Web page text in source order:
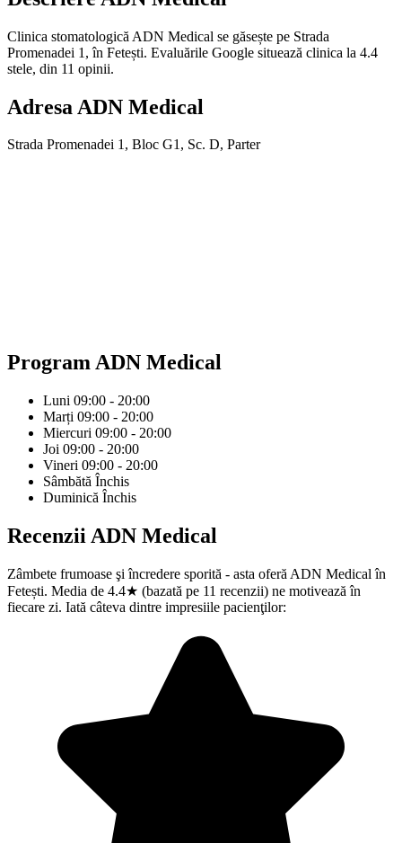
Clinica stomatologică ADN Medical se găsește pe Strada
Promenadei 1, în Fetești. Evaluările Google situează clinica la 4.4
stele, din 11 opinii.
Adresa ADN Medical
Strada Promenadei 1, Bloc G1, Sc. D, Parter
ProgramADN Medical
Luni 09:00 - 20:00
Marți 09:00 - 20:00
Miercuri 09:00 - 20:00
Joi 09:00 - 20:00
Vineri 09:00 - 20:00
Sâmbătă Închis
Duminică Închis
Recenzii ADN Medical
Zâmbete frumoase şi încredere sporită - asta oferă ADN Medical în
Fetești. Media de 4.4★ (bazată pe 11 recenzii) ne motivează în
fiecare zi. Iată câteva dintre impresiile pacienţilor: